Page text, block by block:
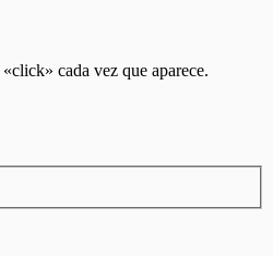
cada vez que aparece.